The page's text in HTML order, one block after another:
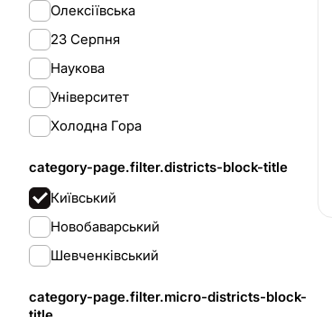
Олексіївська
23 Серпня
Наукова
Університет
Холодна Гора
category-page.filter.districts-block-title
Київський
Новобаварський
Шевченківський
category-page.filter.micro-districts-block-